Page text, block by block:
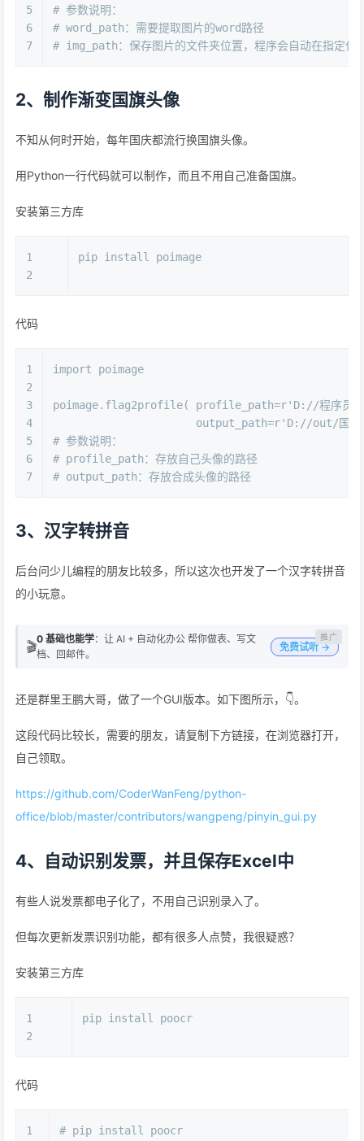
5
6
7
# 参数说明：
# word_path：需要提取图片的word路径
# img_path：保存图片的文件夹位置，程序会自动在指定位
2、制作渐变国旗头像
不知从何时开始，每年国庆都流行换国旗头像。
用Python一行代码就可以制作，而且不用自己准备国旗。
安装第三方库
1
2
pip install poimage
代码
1
2
3
4
5
6
7
import poimage
poimage.flag2profile( profile_path=r'D://程序员
output_path=r'D://out/国旗
# 参数说明：
# profile_path：存放自己头像的路径
# output_path：存放合成头像的路径
3、汉字转拼音
后台问少儿编程的朋友比较多，所以这次也开发了一个汉字转拼音
的小玩意。
🎬0 基础也能学：让 AI + 自动化办公 帮你做表、写文
档、回邮件。
免费试听 →
还是群里王鹏大哥，做了一个GUI版本。如下图所示，👇。
这段代码比较长，需要的朋友，请复制下方链接，在浏览器打开，
自己领取。
https://github.com/CoderWanFeng/python-
office/blob/master/contributors/wangpeng/pinyin_gui.py
4、自动识别发票，并且保存Excel中
有些人说发票都电子化了，不用自己识别录入了。
但每次更新发票识别功能，都有很多人点赞，我很疑惑？
安装第三方库
1
2
pip install poocr
代码
1
# pip install poocr